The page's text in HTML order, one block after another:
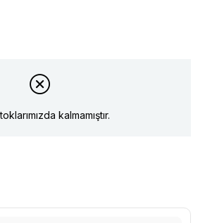
kalmamıştır.